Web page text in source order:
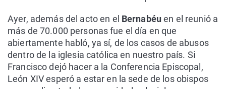
Ayer, además del acto en el Bernabéuen el reunió a
más de 70.000 personas fue el día en que
abiertamente habló, ya sí, de los casos de abusos
dentro de la iglesia católica en nuestro país. Si
Francisco dejó hacer a la Conferencia Episcopal,
León XIV esperó a estar en la sede de los obispos